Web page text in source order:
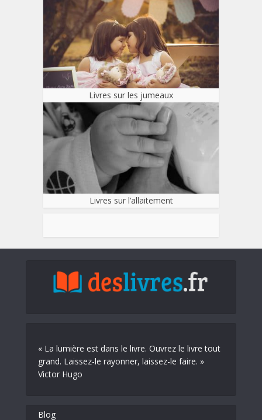
Livres sur les jumeaux
Livres sur l’allaitement
« La lumière est dans le livre. Ouvrez le livre tout
grand. Laissez-le rayonner, laissez-le faire. »
Victor Hugo
Blog